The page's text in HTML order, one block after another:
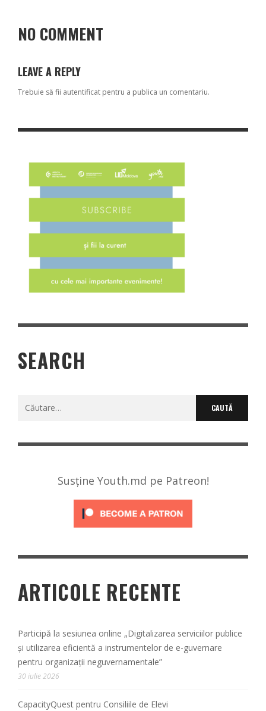
NO COMMENT
LEAVE A REPLY
Trebuie să fii autentificat pentru a publica un comentariu.
SEARCH
Caută
Susține Youth.md pe Patreon!
ARTICOLE RECENTE
Participă la sesiunea online „Digitalizarea serviciilor publice
și utilizarea eficientă a instrumentelor de e-guvernare
pentru organizații neguvernamentale”
30 iulie 2026
CapacityQuest pentru Consiliile de Elevi